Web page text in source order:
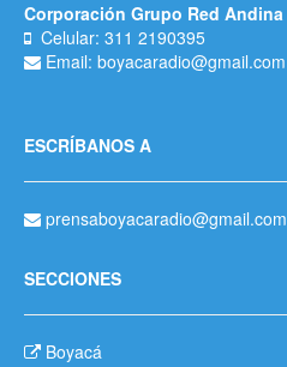
Corporación Grupo Red Andina
Celular: 311 2190395
Email: boyacaradio@gmail.com
ESCRÍBANOS A
prensaboyacaradio@gmail.com
SECCIONES
Boyacá